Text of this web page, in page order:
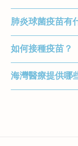
上呼吸道
以下因素會影
擁擠的地
哪些人應
兒童
6週大到
5至18 歲
肺炎球菌疫苗有
肺炎球菌
與其他疫苗一
見的副作用
如何接種疫苗？
接種疫苗
海灣醫療提供哪